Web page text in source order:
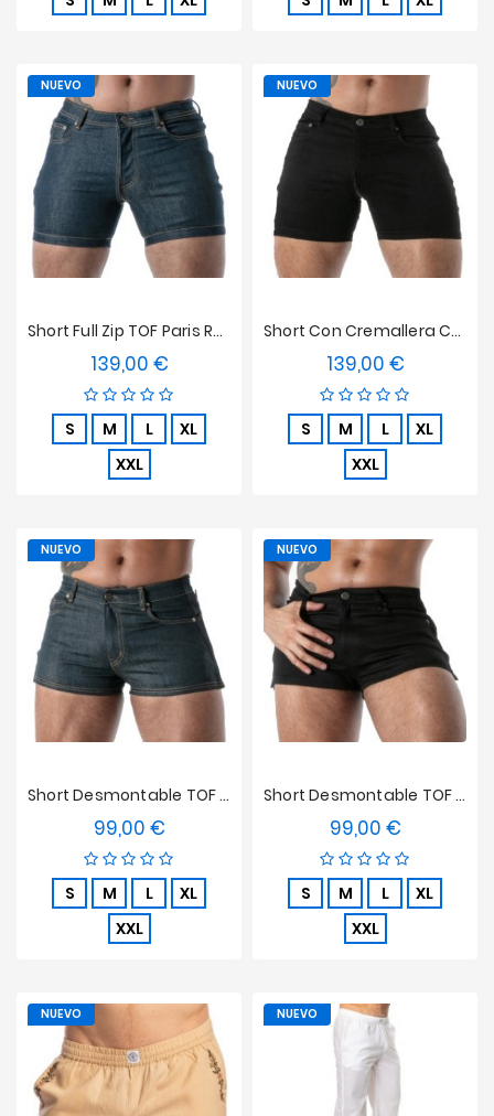
Short Full Zip TOF Paris Raw Denim - Azul
139,00 €Precio
S M L
XL
XXL
NUEVO
Short Con Cremallera Completa TOF Paris Raw Denim - Negro
139,00 €Precio
S M L
XL
XXL
NUEVO
Short Desmontable TOF Paris Raw Denim - Azul
99,00 €Precio
S M L
XL
XXL
NUEVO
Short Desmontable TOF Paris Raw Denim - Negro
99,00 €Precio
S M L
XL
XXL
NUEVO
NUEVO NUEVO